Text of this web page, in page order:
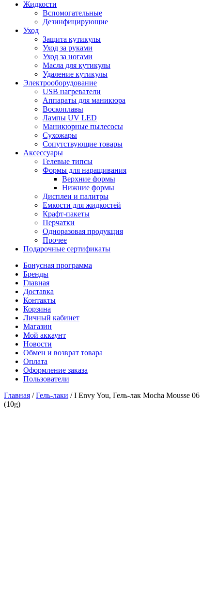
Жидкости
Вспомогательные
Дезинфицирующие
Уход
Защита кутикулы
Уход за руками
Уход за ногами
Масла для кутикулы
Удаление кутикулы
Электрооборудование
USB нагреватели
Аппараты для маникюра
Воскоплавы
Лампы UV LED
Маникюрные пылесосы
Сухожары
Сопутствующие товары
Аксессуары
Гелевые типсы
Формы для наращивания
Верхние формы
Нижние формы
Дисплеи и палитры
Емкости для жидкостей
Крафт-пакеты
Перчатки
Одноразовая продукция
Прочее
Подарочные сертификаты
Бонусная программа
Бренды
Главная
Доставка
Контакты
Корзина
Личный кабинет
Магазин
Мой аккаунт
Новости
Обмен и возврат товара
Оплата
Оформление заказа
Пользователи
Главная /Гель-лаки /I Envy You, Гель-лак Mocha Mousse 06
(10g)